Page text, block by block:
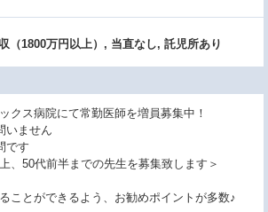
（1800万円以上）, 当直なし, 託児所あり
クス病院にて常勤医師を増員募集中！
いません
です
、50代前半までの先生を募集致します＞
ことができるよう、お勧めポイントが多数♪